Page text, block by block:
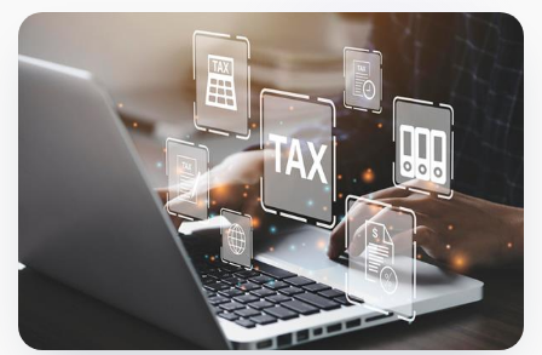
در صورتی که سابقه دارید توضیح مختصر از فعالیتی که در حسابداری
داشته اید را بنویسید
در صورتی که سابقه دارید ، چه مهارت هایی در حسابداری دارید؟